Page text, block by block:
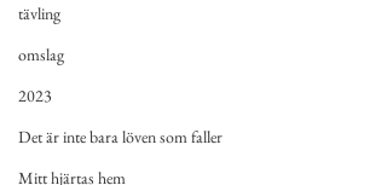
tävling
omslag
2023
Det är inte bara löven som faller
Mitt hjärtas hem